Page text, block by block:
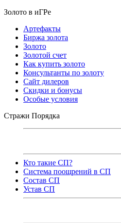
Золото в иГРе
Артефакты
Биржа золота
Золото
Золотой счет
Как купить золото
Консультанты по золоту
Сайт дилеров
Скидки и бонусы
Особые условия
Стражи Порядка
Кто такие СП?
Система поощрений в СП
Состав СП
Устав СП